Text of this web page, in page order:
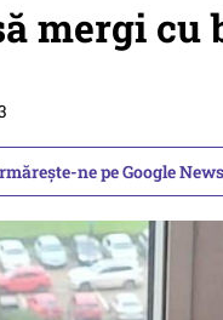
mergi cu
ne pe Google News